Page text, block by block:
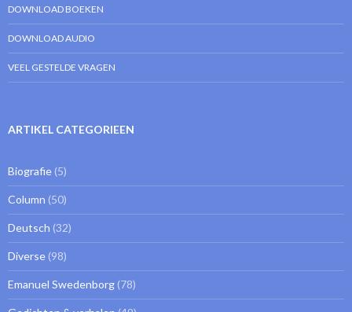
DOWNLOAD BOEKEN
DOWNLOAD AUDIO
VEEL GESTELDE VRAGEN
ARTIKEL CATEGORIEEN
Biografie (5)
Column (50)
Deutsch (32)
Diverse (98)
Emanuel Swedenborg (78)